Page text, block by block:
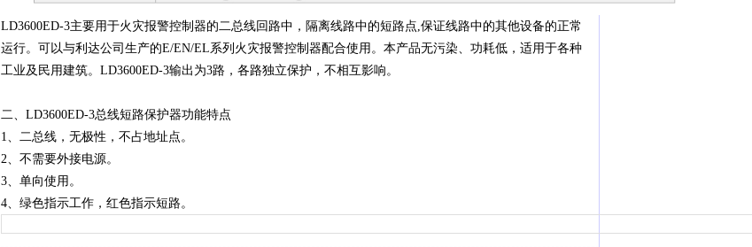
LD3600ED-3主要用于火灾报警控制器的二总线回路中，隔离线路中的短路点,保证线路中的其他设备的正常
运行。可以与利达公司生产的E/EN/EL系列火灾报警控制器配合使用。本产品无污染、功耗低，适用于各种
工业及民用建筑。LD3600ED-3输出为3路，各路独立保护，不相互影响。
二、LD3600ED-3总线短路保护器功能特点
1、二总线，无极性，不占地址点。
2、不需要外接电源。
3、单向使用。
4、绿色指示工作，红色指示短路。